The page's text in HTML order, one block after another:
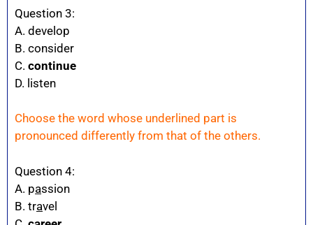
Question 3:
A. develop
B. consider
C. continue
D. listen
Choose the word whose underlined part is
pronounced differently from that of the others.
Question 4:
A. passion
B. travel